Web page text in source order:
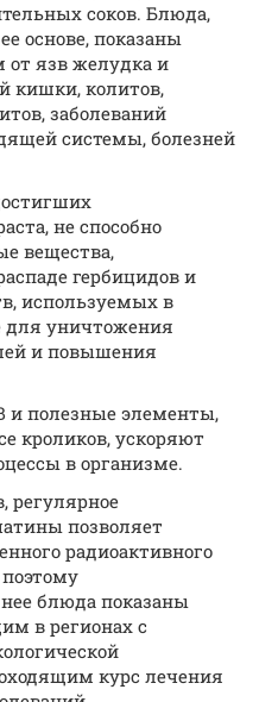
соков. Блюда,
основе, показаны
язв желудка и
кишки, колитов,
заболеваний
системы, болезней
не способно
вещества,
гербицидов и
используемых в
для уничтожения
и повышения
полезные элементы,
кроликов, ускоряют
в организме.
регулярное
позволяет
радиоактивного
блюда показаны
в регионах с
курс лечения